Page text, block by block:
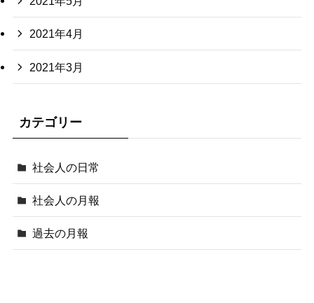
2021年4月
2021年3月
カテゴリー
社会人の日常
社会人の月報
過去の月報